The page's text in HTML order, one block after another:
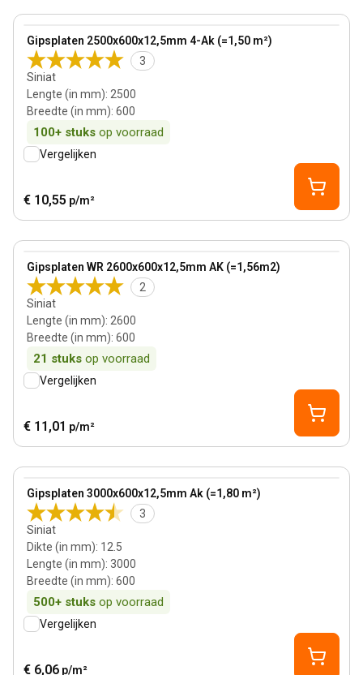
Gipsplaten 2500x600x12,5mm 4-Ak (=1,50 m²)
3
Siniat
Lengte (in mm): 2500
Breedte (in mm): 600
100+ stuks op voorraad
View product
Vergelijken
€ 10,55 p/m²
Gipsplaten WR 2600x600x12,5mm AK (=1,56m2)
2
Siniat
Lengte (in mm): 2600
Breedte (in mm): 600
21 stuks op voorraad
View product
Vergelijken
€ 11,01 p/m²
Gipsplaten 3000x600x12,5mm Ak (=1,80 m²)
3
Siniat
Dikte (in mm): 12.5
Lengte (in mm): 3000
Breedte (in mm): 600
500+ stuks op voorraad
View product
Vergelijken
€ 6,06 p/m²